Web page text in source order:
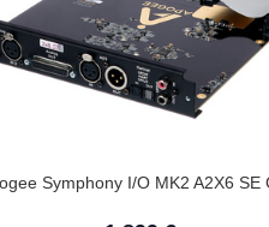
Symphony I/O MK2 A2X6 SE